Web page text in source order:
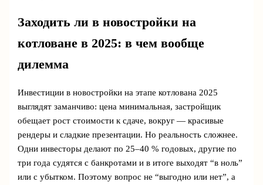
Заходить ли в новостройки на
котловане в 2025: в чем вообще
дилемма
Инвестиции в новостройки на этапе котлована 2025
выглядят заманчиво: цена минимальная, застройщик
обещает рост стоимости к сдаче, вокруг — красивые
рендеры и сладкие презентации. Но реальность сложнее.
Одни инвесторы делают по 25–40 % годовых, другие по
три года судятся с банкротами и в итоге выходят “в ноль”
или с убытком. Поэтому вопрос не “выгодно или нет”, а